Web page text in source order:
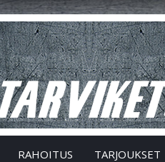
RAHOITUS TARJOUKSET